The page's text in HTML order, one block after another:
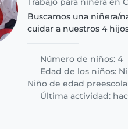
Buscamos una niñera/
cuidar a nuestros 4
hijos son curiosos,..
Número de niños: 4
Edad de los niños:
Niño de edad
Última actividad: